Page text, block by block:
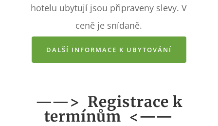
hotelu ubytují jsou připraveny slevy. V
ceně je snídaně.
DALŠÍ INFORMACE K UBYTOVÁNÍ
——> Registrace k
termínům <——